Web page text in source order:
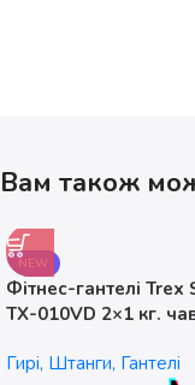
Вам також
NEW
Фітнес-гантелі Trex
TX-010VD 2×1 кг.
Гирі, Штанги, Гантелі